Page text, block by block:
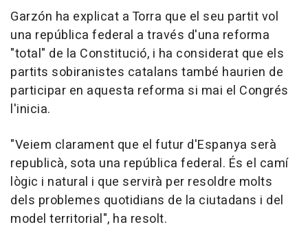
Garzón ha explicat a Torra que el seu partit vol
una república federal a través d'una reforma
"total" de la Constitució, i ha considerat que els
partits sobiranistes catalans també haurien de
participar en aquesta reforma si mai el Congrés
l'inicia.
"Veiem clarament que el futur d'Espanya serà
republicà, sota una república federal. És el camí
lògic i natural i que servirà per resoldre molts
dels problemes quotidians de la ciutadans i del
model territorial", ha resolt.